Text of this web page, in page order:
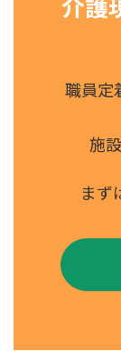
介護
職員定
施
まず